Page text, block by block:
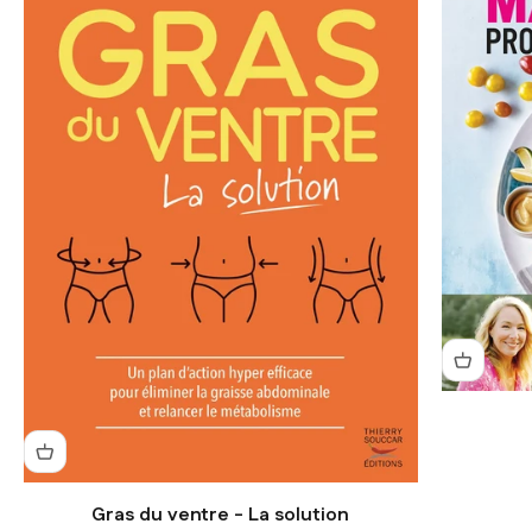
Gras du ventre - La solution